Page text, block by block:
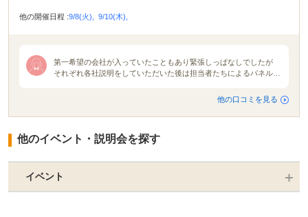
他の開催日程 :9/8(火), 9/10(木),
第一希望の会社が入っていたこともあり緊張しっぱなしでしたが
それぞれ各社説明をしていただいた後は担当者たちによるパネルデ
通の説明会でしたらもっとたっぷり時間をかけて説明をしてくれる
のですが、今回は会社の魅力などを伝えてもらものなので参加した
私たちは「え？もう終わり？」と思いました。ですがパネルディス
くる各社の色や使命、魅力を感じられました。 合同説明会の雰囲
が解禁される月初に行う合同説明会が1番活気で溢れていたと思い
ます。規模も大きかったですまた名前が知られている大手企業の説
明会ブースには就活生が集中しがちだと思いました。
他の口コミを見る
他のイベント・説明会を探す
イベント